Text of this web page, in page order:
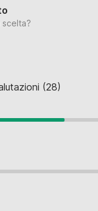
scelta?
(28)